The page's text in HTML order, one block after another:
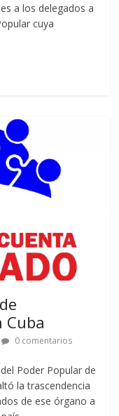
a los delegados a
cuya
Cuba
0 comentarios
Poder Popular de
la trascendencia
de ese órgano a